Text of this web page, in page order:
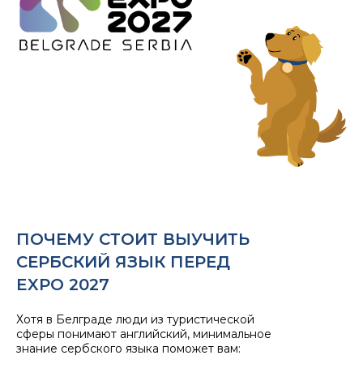
ПОЧЕМУ СТОИТ ВЫУЧИТЬ
СЕРБСКИЙ ЯЗЫК ПЕРЕД
EXPO 2027
Хотя в Белграде люди из туристической
сферы понимают английский, минимальное
знание сербского языка поможет вам: